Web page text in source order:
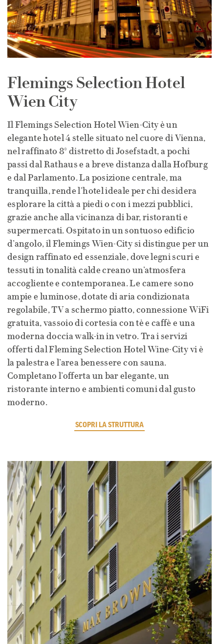
Flemings Selection Hotel
Wien City
Il Flemings Selection Hotel Wien-City è un
elegante hotel 4 stelle situato nel cuore di Vienna,
nel raffinato 8° distretto di Josefstadt, a pochi
passi dal Rathaus e a breve distanza dalla Hofburg
e dal Parlamento. La posizione centrale, ma
tranquilla, rende l’hotel ideale per chi desidera
esplorare la città a piedi o con i mezzi pubblici,
grazie anche alla vicinanza di bar, ristoranti e
supermercati. Ospitato in un sontuoso edificio
d’angolo, il Flemings Wien-City si distingue per un
design raffinato ed essenziale, dove legni scuri e
tessuti in tonalità calde creano un’atmosfera
accogliente e contemporanea. Le camere sono
ampie e luminose, dotate di aria condizionata
regolabile, TV a schermo piatto, connessione WiFi
gratuita, vassoio di cortesia con tè e caffè e una
moderna doccia walk-in in vetro. Tra i servizi
offerti dal Fleming Selection Hotel Wine-City vi è
la palestra e l’area benessere con sauna.
Completano l’offerta un bar elegante, un
ristorante interno e ambienti comuni dal gusto
moderno.
SCOPRI LA STRUTTURA